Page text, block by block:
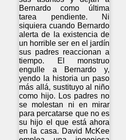
Bernardo como última
tarea pendiente. Ni
siquiera cuando Bernardo
alerta de la existencia de
un horrible ser en el jardín
sus padres reaccionan a
tiempo. El monstruo
engulle a Bernardo y,
yendo la historia un paso
más allá, sustituyo al niño
como hijo. Los padres no
se molestan ni en mirar
para percatarse que no es
su hijo el que está ahora
en la casa. David McKee